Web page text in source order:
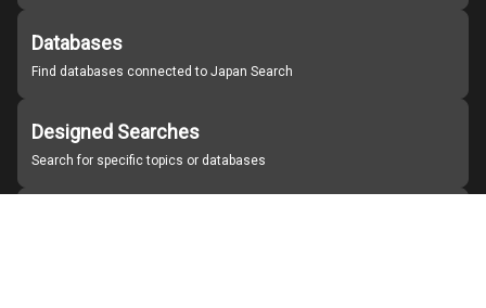
Databases
Find databases connected to Japan Search
Designed Searches
Search for specific topics or databases